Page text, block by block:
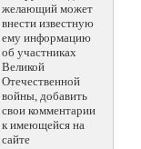
желающий может
внести известную
ему информацию
об участниках
Великой
Отечественной
войны, добавить
свои комментарии
к имеющейся на
сайте